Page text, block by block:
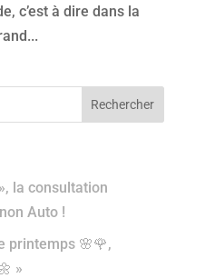
c’est à dire dans la
la consultation
Auto !
printemps 🌸🌹,
»